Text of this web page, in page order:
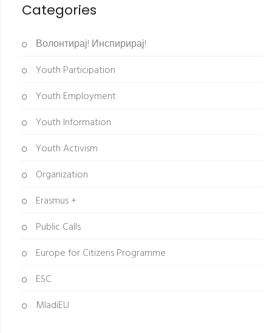
Categories
Волонтирај! Инспирирај!
Youth Participation
Youth Employment
Youth Information
Youth Activism
Organization
Erasmus +
Public Calls
Europe for Citizens Programme
ESC
MladiEU